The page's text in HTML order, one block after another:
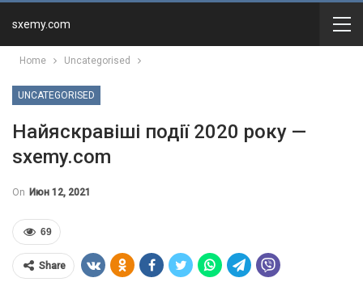
sxemy.com
Home Uncategorised
UNCATEGORISED
Найяскравіші події 2020 року —
sxemy.com
On Июн 12, 2021
69
Share